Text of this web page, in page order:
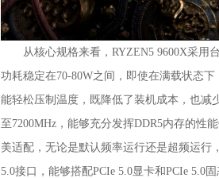
从核心规格来看，RYZEN5 9600X采用台
功耗稳定在70-80W之间，即使在满载状态
能轻松压制温度，既降低了装机成本，也减
至7200MHz，能够充分发挥DDR5内存的性
美适配，无论是默认频率运行还是超频运行
5.0接口，能够搭配PCIe 5.0显卡和PCIe 5.0